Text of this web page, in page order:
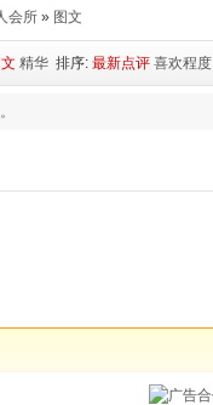
会所 » 图文
精华 排序: 最新点评 喜欢程度